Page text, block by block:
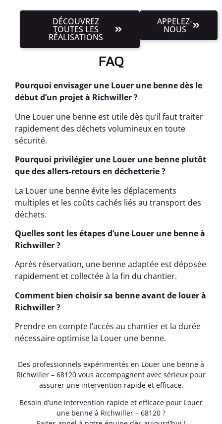
DÉCOUVREZ
TOUTES LES
RÉALISATIONS
APPELEZ-
NOUS
FAQ
Pourquoi envisager une Louer une benne dès le
début d’un projet à Richwiller ?
Une Louer une benne est utile dès qu’il faut traiter
rapidement des déchets volumineux en toute
sécurité.
Pourquoi privilégier une Louer une benne plutôt
que des allers-retours en déchetterie ?
La Louer une benne évite les déplacements
multiples et les coûts cachés liés au transport des
déchets.
Quelles sont les étapes d’une Louer une benne à
Richwiller ?
Après réservation, une benne adaptée est déposée
rapidement et collectée à la fin du chantier.
Comment bien choisir sa benne avant de louer à
Richwiller ?
Prendre en compte l’accès au chantier et la durée
nécessaire optimise la Louer une benne.
Des professionnels expérimentés en Louer une benne à
Richwiller – 68120 vous accompagnent avec sérieux pour
assurer une intervention rapide et efficace.
Besoin d’une intervention rapide et efficace pour Louer
une benne à Richwiller – 68120 ?